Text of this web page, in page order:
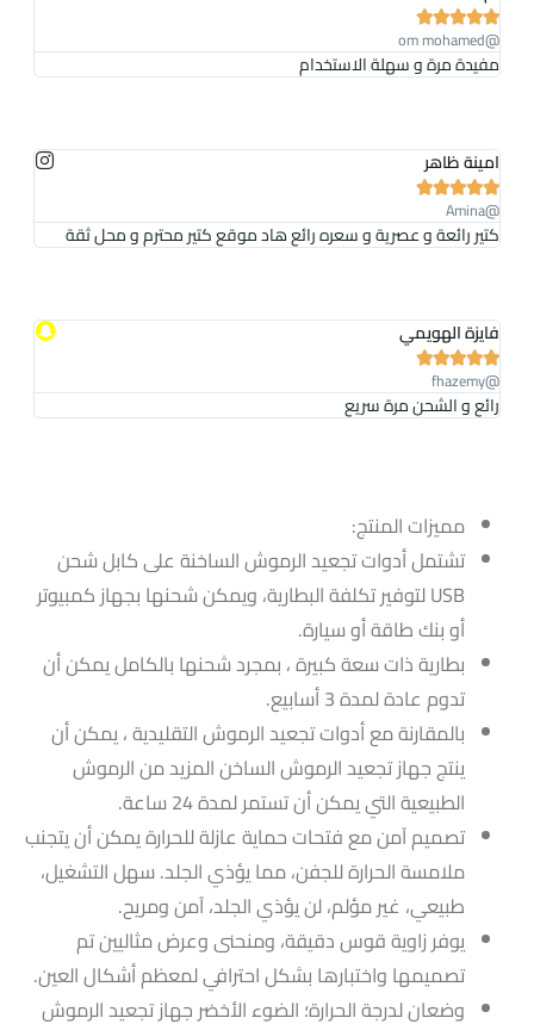





@om mohamed
مفيدة مرة و سهلة الاستخدام
امينة ظاهر





@Amina
كتير رائعة و عصرية و سعره رائع هاد موقع كتير محترم و محل ثقة
فايزة الهويمي





@fhazemy
رائع و الشحن مرة سريع
مميزات المنتج:
تشتمل أدوات تجعيد الرموش الساخنة على كابل شحن
USB لتوفير تكلفة البطارية، ويمكن شحنها بجهاز كمبيوتر
أو بنك طاقة أو سيارة.
بطارية ذات سعة كبيرة ، بمجرد شحنها بالكامل يمكن أن
تدوم عادة لمدة 3 أسابيع.
بالمقارنة مع أدوات تجعيد الرموش التقليدية ، يمكن أن
ينتج جهاز تجعيد الرموش الساخن المزيد من الرموش
الطبيعية التي يمكن أن تستمر لمدة 24 ساعة.
تصميم آمن مع فتحات حماية عازلة للحرارة يمكن أن يتجنب
ملامسة الحرارة للجفن، مما يؤذي الجلد. سهل التشغيل،
طبيعي، غير مؤلم، لن يؤذي الجلد، آمن ومريح.
يوفر زاوية قوس دقيقة، ومنحنى وعرض مثاليين تم
تصميمها واختبارها بشكل احترافي لمعظم أشكال العين.
وضعان لدرجة الحرارة؛ الضوء الأخضر جهاز تجعيد الرموش